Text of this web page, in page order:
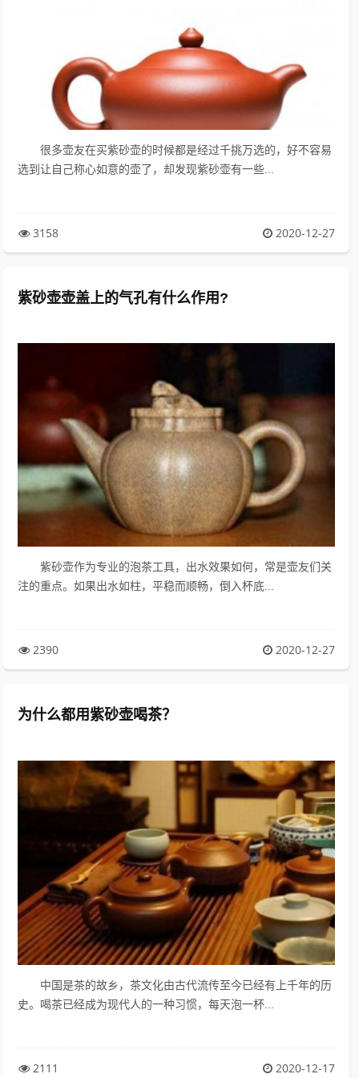
很多壶友在买紫砂壶的时候都是经过千挑万选的，好不容易
选到让自己称心如意的壶了，却发现紫砂壶有一些...
3158 2020-12-27
紫砂壶壶盖上的气孔有什么作用?
紫砂壶作为专业的泡茶工具，出水效果如何，常是壶友们关
注的重点。如果出水如柱，平稳而顺畅，倒入杯底...
2390 2020-12-27
为什么都用紫砂壶喝茶？
中国是茶的故乡，茶文化由古代流传至今已经有上千年的历
史。喝茶已经成为现代人的一种习惯，每天泡一杯...
2111 2020-12-17